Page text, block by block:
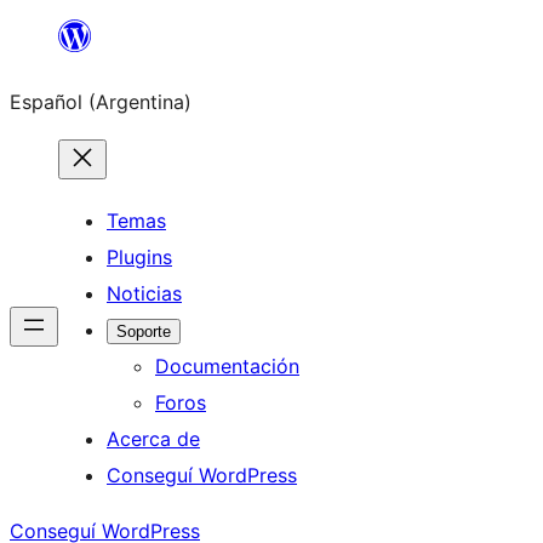
Saltar
contenido
Español (Argentina)
Temas
Plugins
Noticias
Soporte
Documentación
Foros
Acerca de
Conseguí WordPress
Conseguí WordPress